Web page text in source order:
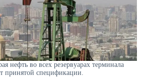
нефть во всех резервуарах терминала
принятой спецификации.